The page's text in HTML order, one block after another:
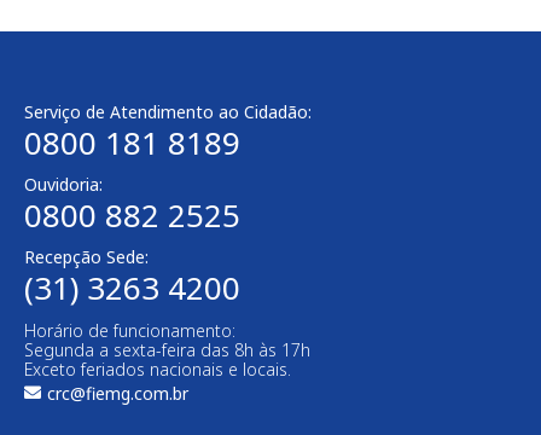
Serviço de Atendimento ao Cidadão:
0800 181 8189
Ouvidoria:
0800 882 2525​
Recepção Sede:
(31) 3263 4200
Horário de funcionamento:
Segunda a sexta-feira das 8h às 17h
Exceto feriados nacionais e locais.
crc@fiemg.com.br